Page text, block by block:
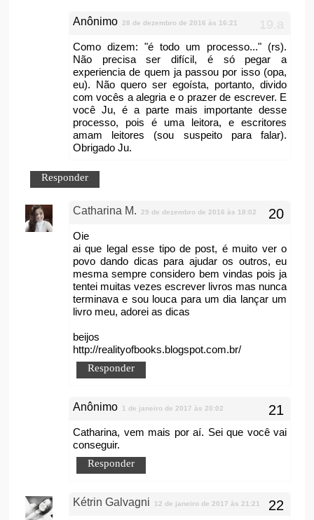
Anônimo 28 de dezembro de 2016 às 16:21
Como dizem: "é todo um processo..." (rs).
Não precisa ser difícil, é só pegar a
experiencia de quem ja passou por isso (opa,
eu). Não quero ser egoísta, portanto, divido
com vocês a alegria e o prazer de escrever. E
você Ju, é a parte mais importante desse
processo, pois é uma leitora, e escritores
amam leitores (sou suspeito para falar).
Obrigado Ju.
Responder
Catharina M. 29 de dezembro de 2016 às 18:02
Oie
ai que legal esse tipo de post, é muito ver o
povo dando dicas para ajudar os outros, eu
mesma sempre considero bem vindas pois ja
tentei muitas vezes escrever livros mas nunca
terminava e sou louca para um dia lançar um
livro meu, adorei as dicas
beijos
http://realityofbooks.blogspot.com.br/
Responder
Anônimo 1 de janeiro de 2017 às 20:02
Catharina, vem mais por aí. Sei que você vai
conseguir.
Responder
Kétrin Galvagni 12 de janeiro de 2017 às 21:21